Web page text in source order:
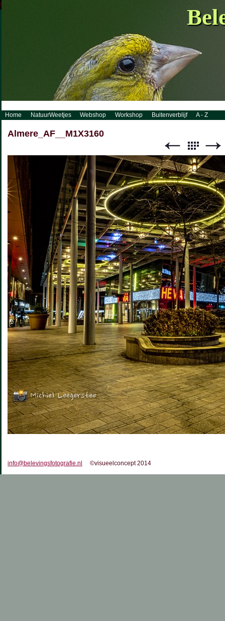
http://www.visueelconcept.nl/sitemap.xml.gz
Home NatuurWeetjes Webshop Workshop Buitenverblijf A - Z
Almere_AF__M1X3160
info@belevingsfotografie.nl ©visueelconcept 2014